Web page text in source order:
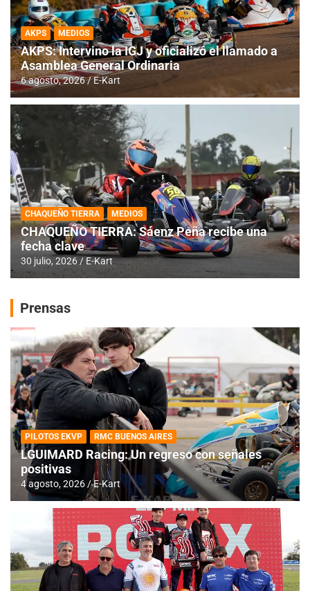
AKPS MEDIOS
AKPS: Intervino la IGJ y oficializó el llamado a
Asamblea General Ordinaria
6 agosto, 2026 E-Kart
CHAQUEÑO TIERRA MEDIOS
CHAQUEÑO TIERRA: Sáenz Peña recibe una
fecha clave
30 julio, 2026 E-Kart
Prensas
PILOTOS EKVP RMC BUENOS AIRES
LGUIMARD Racing: Un regreso con señales
positivas
4 agosto, 2026 E-Kart